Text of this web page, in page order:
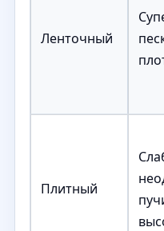
Ленточный
Плитный